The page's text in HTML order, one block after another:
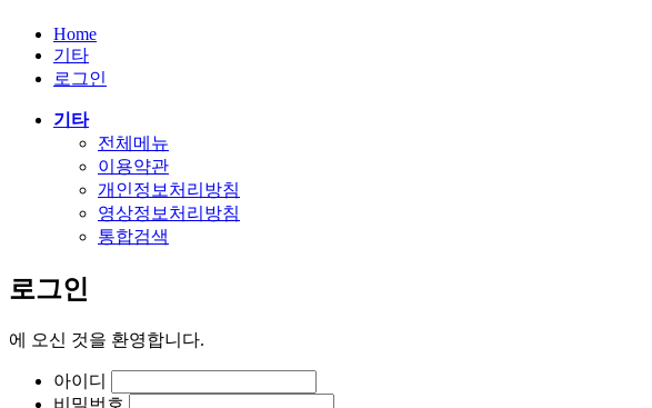
Home
기타
로그인
기타
전체메뉴
이용약관
개인정보처리방침
영상정보처리방침
통합검색
로그인
에 오신 것을 환영합니다.
아이디
비밀번호